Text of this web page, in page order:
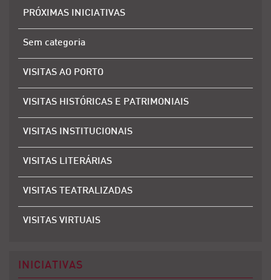
PRÓXIMAS INICIATIVAS
Sem categoria
VISITAS AO PORTO
VISITAS HISTÓRICAS E PATRIMONIAIS
VISITAS INSTITUCIONAIS
VISITAS LITERÁRIAS
VISITAS TEATRALIZADAS
VISITAS VIRTUAIS
INICIATIVAS